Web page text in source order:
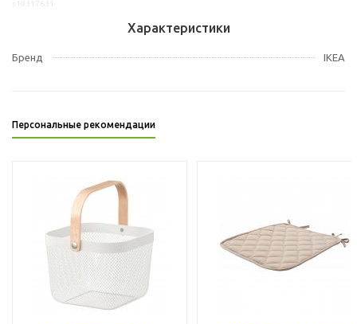
Характеристики
Бренд IKEA
Персональные рекомендации